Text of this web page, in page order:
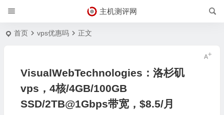
主机测评网
首页 vps优惠吗 正文
VisualWebTechnologies：洛杉矶
vps，4核/4GB/100GB
SSD/2TB@1Gbps带宽，$8.5/月